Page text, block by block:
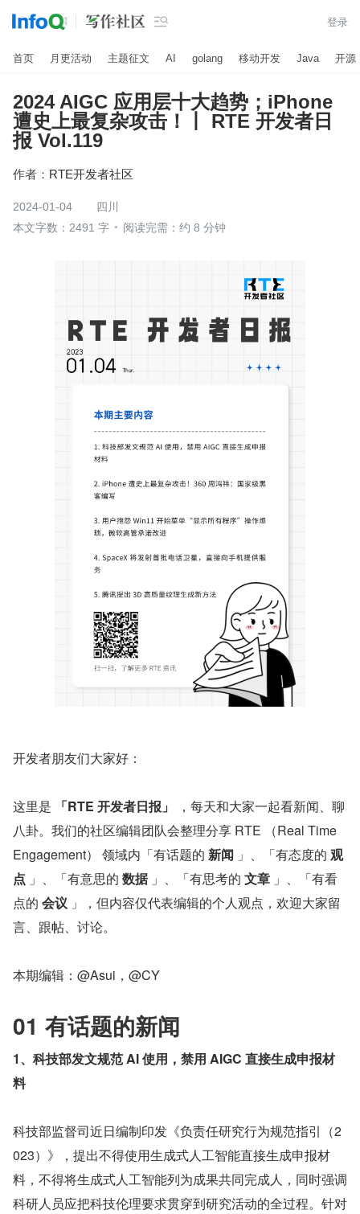
 登录
首页 月更活动 主题征文 AI golang 移动开发 Java 开源
2024 AIGC 应用层十大趋势；iPhone
遭史上最复杂攻击！丨 RTE 开发者日
报 Vol.119
作者： RTE开发者社区
2024-01-04
四川
本文字数：2491 字
阅读完需：约 8 分钟
开发者朋友们大家好：
这里是 「RTE 开发者日报」
，每天和大家一起看新闻、聊
八卦。我们的社区编辑团队会整理分享 RTE （Real Time
Engagement） 领域内「有话题的 新闻 」、「有态度的 观
点 」、「有意思的 数据 」、「有思考的 文章 」、「有看
点的 会议 」，但内容仅代表编辑的个人观点，欢迎大家留
言、跟帖、讨论。
本期编辑：@Asui，@CY
01 有话题的新闻
1、科技部发文规范 AI 使用，禁用 AIGC 直接生成申报材
料
科技部监督司近日编制印发《负责任研究行为规范指引（2
023）》，提出不得使用生成式人工智能直接生成申报材
料，不得将生成式人工智能列为成果共同完成人，同时强调
科研人员应把科技伦理要求贯穿到研究活动的全过程。针对